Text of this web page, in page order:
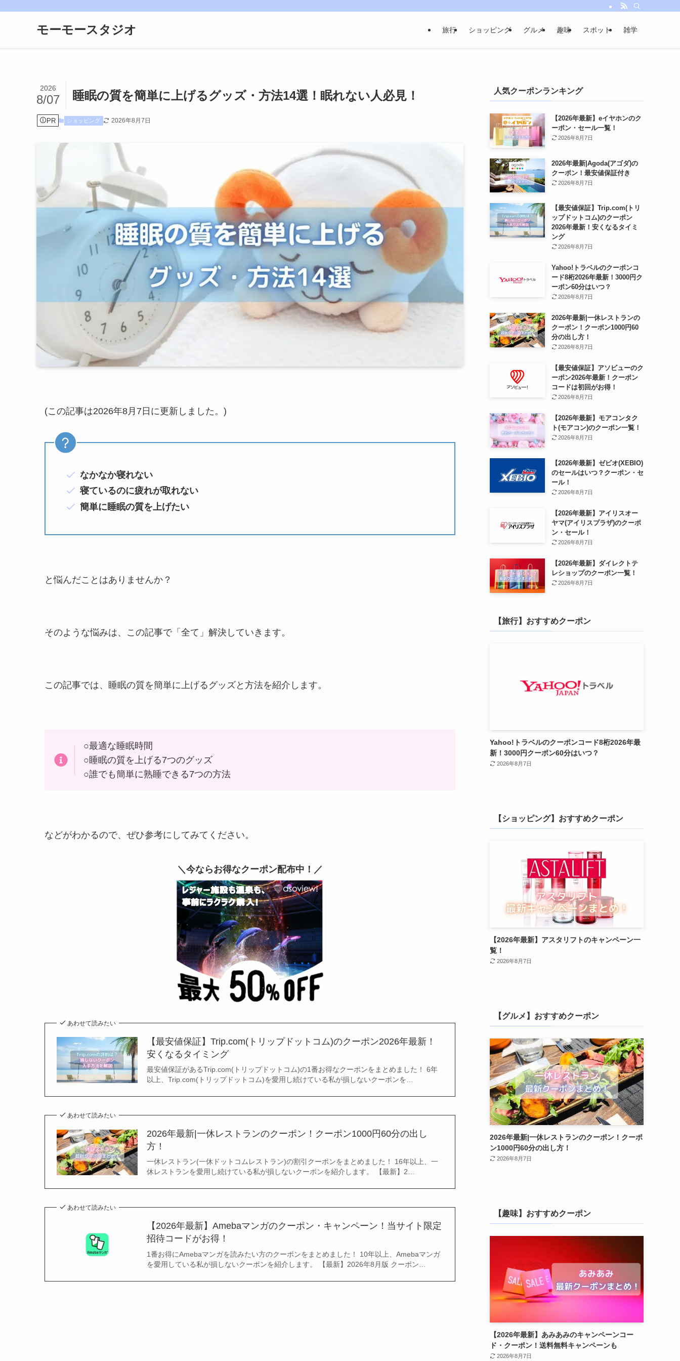
モーモースタジオ 旅行 ショッピング グルメ 趣味 スポット 雑学
睡眠の質を簡単に上げるグッズ・方法14選！眠れない人必見！
2026
8/07
PR ショッピング 2026年8月7日
(この記事は2026年8月7日に更新しました。)
なかなか寝れない
寝ているのに疲れが取れない
簡単に睡眠の質を上げたい
と悩んだことはありませんか？
そのような悩みは、この記事で「全て」解決していきます。
この記事では、睡眠の質を簡単に上げるグッズと方法を紹介します。
○最適な睡眠時間
○睡眠の質を上げる7つのグッズ
○誰でも簡単に熟睡できる7つの方法
などがわかるので、ぜひ参考にしてみてください。
＼今ならお得なクーポン配布中！／
あわせて読みたい
【最安値保証】Trip.com(トリップドットコム)のクーポン2026年最新！
安くなるタイミング
最安値保証があるTrip.com(トリップドットコム)の1番お得なクーポンをまとめました！ 6年
以上、Trip.com(トリップドットコム)を愛用し続けている私が損しないクーポンを…
あわせて読みたい
2026年最新|一休レストランのクーポン！クーポン1000円60分の出し
方！
一休レストラン(一休ドットコムレストラン)の割引クーポンをまとめました！ 16年以上、一
休レストランを愛用し続けている私が損しないクーポンを紹介します。 【最新】2…
あわせて読みたい
【2026年最新】Amebaマンガのクーポン・キャンペーン！当サイト限定
招待コードがお得！
1番お得にAmebaマンガを読みたい方のクーポンをまとめました！ 10年以上、Amebaマンガ
を愛用している私が損しないクーポンを紹介します。 【最新】2026年8月版 クーポン…
人気クーポンランキング
【2026年最新】eイヤホンのク
ーポン・セール一覧！
2026年8月7日
2026年最新|Agoda(アゴダ)の
クーポン！最安値保証付き
2026年8月7日
【最安値保証】Trip.com(トリ
ップドットコム)のクーポン
2026年最新！安くなるタイミ
ング
2026年8月7日
Yahoo!トラベルのクーポンコ
ード8桁2026年最新！3000円ク
ーポン60分はいつ？
2026年8月7日
2026年最新|一休レストランの
クーポン！クーポン1000円60
分の出し方！
2026年8月7日
【最安値保証】アソビューのク
ーポン2026年最新！クーポン
コードは初回がお得！
2026年8月7日
【2026年最新】モアコンタク
ト(モアコン)のクーポン一覧！
2026年8月7日
【2026年最新】ゼビオ(XEBIO)
のセールはいつ？クーポン・セ
ール！
2026年8月7日
【2026年最新】アイリスオー
ヤマ(アイリスプラザ)のクーポ
ン・セール！
2026年8月7日
【2026年最新】ダイレクトテ
レショップのクーポン一覧！
2026年8月7日
【旅行】おすすめクーポン
Yahoo!トラベルのクーポンコード8桁2026年最
新！3000円クーポン60分はいつ？
2026年8月7日
【ショッピング】おすすめクーポン
【2026年最新】アスタリフトのキャンペーン一
覧！
2026年8月7日
【グルメ】おすすめクーポン
2026年最新|一休レストランのクーポン！クーポ
ン1000円60分の出し方！
2026年8月7日
【趣味】おすすめクーポン
【2026年最新】あみあみのキャンペーンコー
ド・クーポン！送料無料キャンペーンも
2026年8月7日